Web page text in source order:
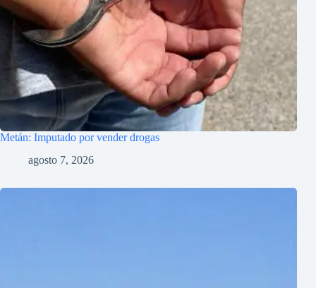
Metán: Imputado por vender drogas
agosto 7, 2026